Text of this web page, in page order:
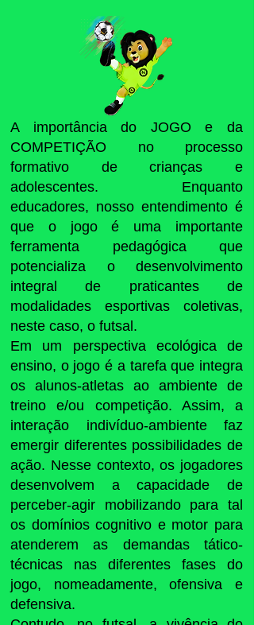
A importância do JOGO e da
COMPETIÇÃO no processo
formativo de crianças e
adolescentes. Enquanto
educadores, nosso entendimento é
que o jogo é uma importante
ferramenta pedagógica que
potencializa o desenvolvimento
integral de praticantes de
modalidades esportivas coletivas,
neste caso, o futsal.
Em um perspectiva ecológica de
ensino, o jogo é a tarefa que integra
os alunos-atletas ao ambiente de
treino e/ou competição. Assim, a
interação indivíduo-ambiente faz
emergir diferentes possibilidades de
ação. Nesse contexto, os jogadores
desenvolvem a capacidade de
perceber-agir mobilizando para tal
os domínios cognitivo e motor para
atenderem as demandas tático-
técnicas nas diferentes fases do
jogo, nomeadamente, ofensiva e
defensiva.